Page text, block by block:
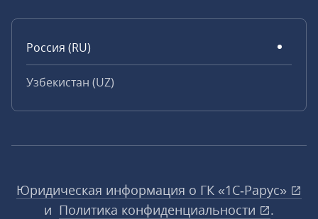
Россия (RU)
Узбекистан (UZ)
Юридическая информация о ГК «1С‑Рарус»
и Политика конфиденциальности
.